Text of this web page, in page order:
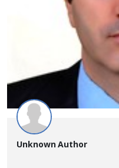
Unknown Author